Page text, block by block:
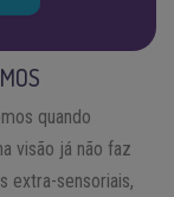
quando
visão já não faz
extra-sensoriais,